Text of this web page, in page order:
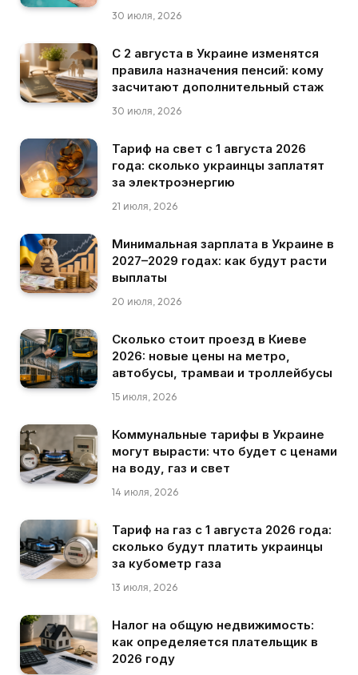
30 июля, 2026
С 2 августа в Украине изменятся
правила назначения пенсий: кому
засчитают дополнительный стаж
30 июля, 2026
Тариф на свет с 1 августа 2026
года: сколько украинцы заплатят
за электроэнергию
21 июля, 2026
Минимальная зарплата в Украине в
2027–2029 годах: как будут расти
выплаты
20 июля, 2026
Сколько стоит проезд в Киеве
2026: новые цены на метро,
автобусы, трамваи и троллейбусы
15 июля, 2026
Коммунальные тарифы в Украине
могут вырасти: что будет с ценами
на воду, газ и свет
14 июля, 2026
Тариф на газ с 1 августа 2026 года:
сколько будут платить украинцы
за кубометр газа
13 июля, 2026
Налог на общую недвижимость:
как определяется плательщик в
2026 году